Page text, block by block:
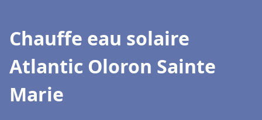
Chauffe eau solaire
Atlantic Oloron Sainte
Marie